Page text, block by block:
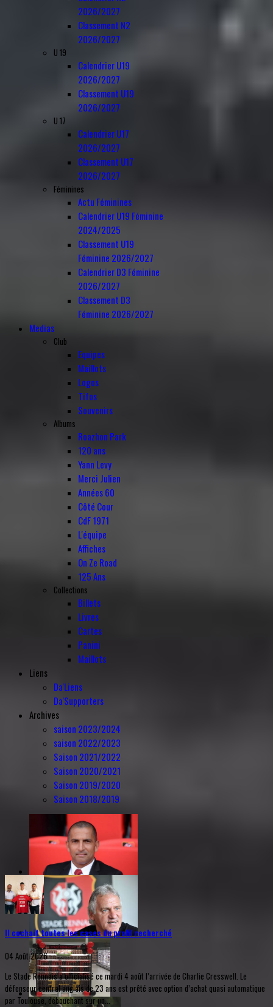
2026/2027
Classement N2
2026/2027
U 19
Calendrier U19
2026/2027
Classement U19
2026/2027
U 17
Calendrier U17
2026/2027
Classement U17
2026/2027
Féminines
Actu Féminines
Calendrier U19 Féminine
2024/2025
Classement U19
Féminine 2026/2027
Calendrier D3 Féminine
2026/2027
Classement D3
Féminine 2026/2027
Medias
Club
Equipes
Maillots
Logos
Tifos
Souvenirs
Albums
Roazhon Park
120 ans
Yann Levy
Merci Julien
Années 60
Côté Cour
CdF 1971
L'équipe
Affiches
On Ze Road
125 Ans
Collections
Billets
Livres
Cartes
Panini
Maillots
Liens
Da'Liens
Da'Supporters
Archives
saison 2023/2024
saison 2022/2023
Saison 2021/2022
Saison 2020/2021
Saison 2019/2020
Saison 2018/2019
Il cochait toutes les cases du profil recherché
04 Août 2026
Le Stade Rennais a officialisé ce mardi 4 août l’arrivée de Charlie Cresswell. Le
défenseur central anglais de 23 ans est prêté avec option d’achat quasi automatique
par Toulouse, débouchant sur un...